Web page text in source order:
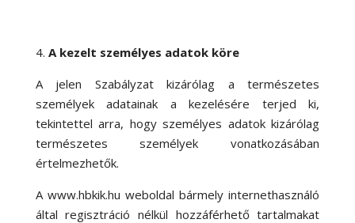
A kezelt személyes adatok köre
A jelen Szabályzat kizárólag a természetes
személyek adatainak a kezelésére terjed ki,
tekintettel arra, hogy személyes adatok kizárólag
természetes személyek vonatkozásában
értelmezhetők.
A www.hbkik.hu weboldal bármely internethasználó
által regisztráció nélkül hozzáférhető tartalmakat